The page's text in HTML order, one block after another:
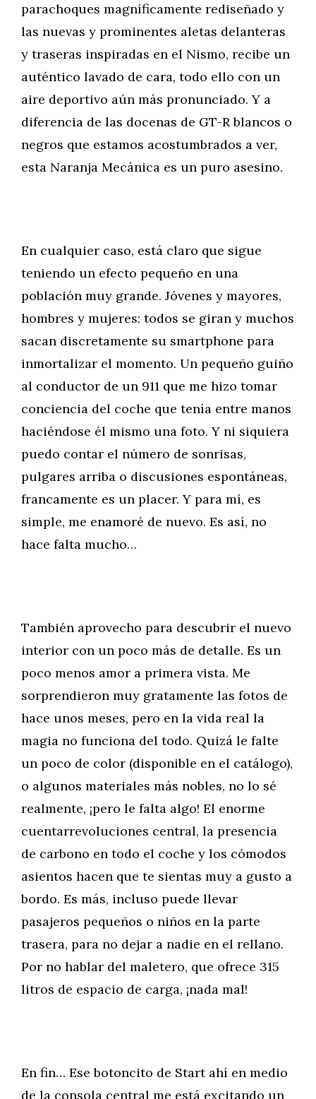
parachoques magníficamente rediseñado y
las nuevas y prominentes aletas delanteras
y traseras inspiradas en el Nismo, recibe un
auténtico lavado de cara, todo ello con un
aire deportivo aún más pronunciado. Y a
diferencia de las docenas de GT-R blancos o
negros que estamos acostumbrados a ver,
esta Naranja Mecánica es un puro asesino.
En cualquier caso, está claro que sigue
teniendo un efecto pequeño en una
población muy grande. Jóvenes y mayores,
hombres y mujeres: todos se giran y muchos
sacan discretamente su smartphone para
inmortalizar el momento. Un pequeño guiño
al conductor de un 911 que me hizo tomar
conciencia del coche que tenía entre manos
haciéndose él mismo una foto. Y ni siquiera
puedo contar el número de sonrisas,
pulgares arriba o discusiones espontáneas,
francamente es un placer. Y para mí, es
simple, me enamoré de nuevo. Es así, no
hace falta mucho…
También aprovecho para descubrir el nuevo
interior con un poco más de detalle. Es un
poco menos amor a primera vista. Me
sorprendieron muy gratamente las fotos de
hace unos meses, pero en la vida real la
magia no funciona del todo. Quizá le falte
un poco de color (disponible en el catálogo),
o algunos materiales más nobles, no lo sé
realmente, ¡pero le falta algo! El enorme
cuentarrevoluciones central, la presencia
de carbono en todo el coche y los cómodos
asientos hacen que te sientas muy a gusto a
bordo. Es más, incluso puede llevar
pasajeros pequeños o niños en la parte
trasera, para no dejar a nadie en el rellano.
Por no hablar del maletero, que ofrece 315
litros de espacio de carga, ¡nada mal!
En fin… Ese botoncito de Start ahí en medio
de la consola central me está excitando un